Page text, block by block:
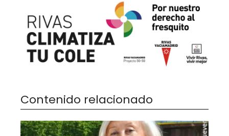
Contenido relacionado